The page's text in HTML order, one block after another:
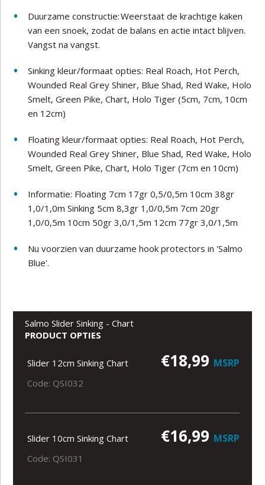
Duurzame constructie: Weerstaat de krachtige kaken
van een snoek, zodat de balans en actie intact blijven.
Vangst na vangst.
Sinking kleur/formaat opties: Real Roach, Hot Perch,
Wounded Real Grey Shiner, Blue Shad, Red Wake, Holo
Smelt, Green Pike, Chart, Holo Tiger (5cm, 7cm, 10cm
en 12cm)
Floating kleur/formaat opties: Real Roach, Hot Perch,
Wounded Real Grey Shiner, Blue Shad, Red Wake, Holo
Smelt, Green Pike, Chart, Holo Tiger (7cm en 10cm)
Informatie: Floating 7cm 17gr 0,5/0,5m 10cm 38gr
1,0/1,0m Sinking 5cm 8,3gr 1,0/0,5m 7cm 20gr
1,0/0,5m 10cm 50gr 3,0/1,5m 12cm 77gr 3,0/1,5m
Nu voorzien van duurzame hook protectors in 'Salmo
Blue'.
Salmo Slider Sinking - Chart
PRODUCT OPTIES
Slider 12cm Sinking Chart €18,99 MSRP
Code: QSI032
Slider 10cm Sinking Chart €16,99 MSRP
Code: QSI031